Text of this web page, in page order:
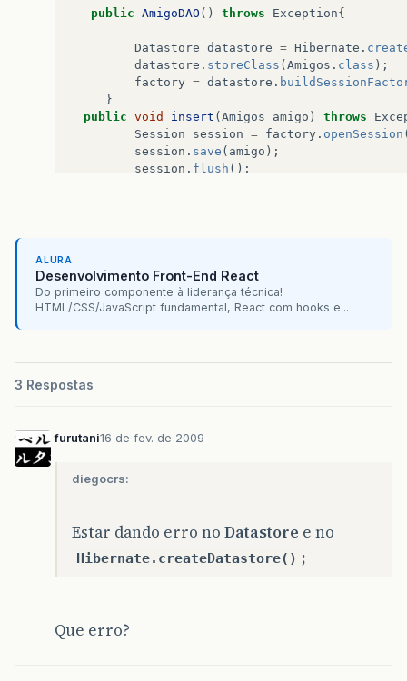
public AmigoDAO () throws Exception{
Datastore datastore = Hibernate .
datastore . storeClass ( Amigos . class );
factory = datastore .
}
public void insert ( Amigos amigo ) throws
Session
session = factory . openSession
session . save ( amigo );
session . flush ();
ALURA
Desenvolvimento Front-End React
Do primeiro componente à liderança técnica!
HTML/CSS/JavaScript fundamental, React com hooks e...
3 Respostas
furutani16 de fev. de 2009
diegocrs:
Estar dando erro no Datastore e no
Hibernate.createDatastore() ;
Que erro?